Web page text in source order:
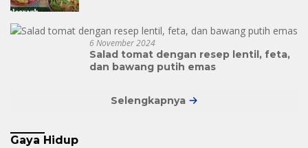
6 November 2024
Salad tomat dengan resep lentil, feta,
dan bawang putih emas
Selengkapnya
Gaya Hidup